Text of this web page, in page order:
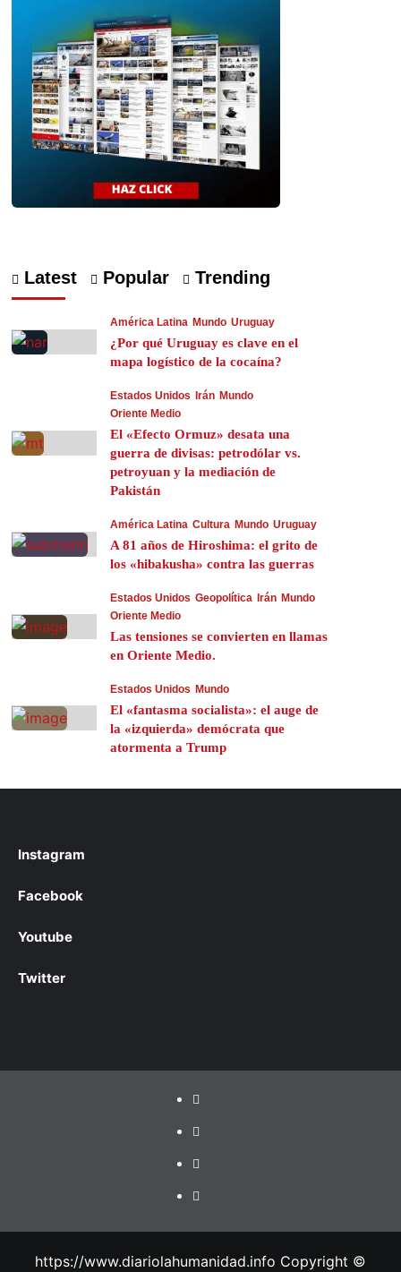
Latest Popular Trending
América Latina Mundo Uruguay
¿Por qué Uruguay es clave en el
mapa logístico de la cocaína?
Estados Unidos Irán Mundo
Oriente Medio
El «Efecto Ormuz» desata una
guerra de divisas: petrodólar vs.
petroyuan y la mediación de
Pakistán
América Latina Cultura Mundo Uruguay
A 81 años de Hiroshima: el grito de
los «hibakusha» contra las guerras
Estados Unidos Geopolítica Irán Mundo
Oriente Medio
Las tensiones se convierten en llamas
en Oriente Medio.
Estados Unidos Mundo
El «fantasma socialista»: el auge de
la «izquierda» demócrata que
atormenta a Trump
Instagram
Facebook
Youtube
Twitter
https://www.diariolahumanidad.info Copyright ©